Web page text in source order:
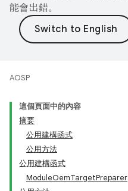
能會出錯。
AOSP
這個頁面中的內容
摘要
公用建構函式
公用方法
公用建構函式
ModuleOemTargetPreparer